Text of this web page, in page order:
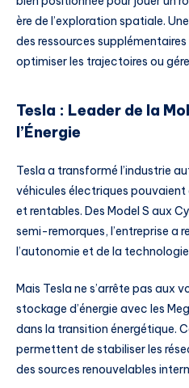
ère de l’exploration spatiale.
des ressources supplémentaires
optimiser les trajectoires ou
Tesla : Leader de la
l’Énergie
Tesla a transformé l’industrie
véhicules électriques
et rentables. Des Model S aux
semi-remorques, l’entreprise a
l’autonomie et de la
Mais Tesla ne s’arrête pas aux
stockage d’énergie avec les
dans la transition énergétique.
permettent de stabiliser les
des sources renouvelables